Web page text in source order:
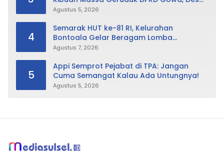
Cabut Perda LAD
Agustus 5, 2026
4
Semarak HUT ke-81 RI, Kelurahan
Bontoala Gelar Beragam Lomba
Tradisional Libatkan Seluruh Warga
Agustus 7, 2026
5
Appi Semprot Pejabat di TPA: Jangan
Cuma Semangat Kalau Ada Untungnya!
Agustus 5, 2026